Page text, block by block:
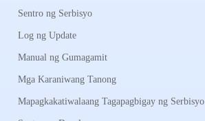
Sentro ng Serbisyo
Log ng Update
Manual ng Gumagamit
Mga Karaniwang Tanong
Mapagkakatiwalaang Tagapagbigay ng Serbisyo